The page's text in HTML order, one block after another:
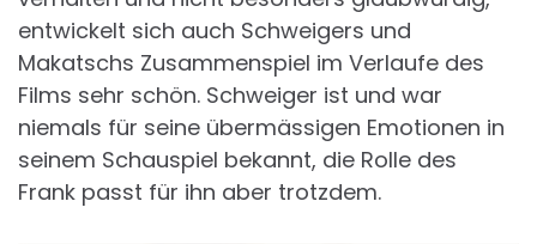
entwickelt sich auch Schweigers und
Makatschs Zusammenspiel im Verlaufe des
Films sehr schön. Schweiger ist und war
niemals für seine übermässigen Emotionen in
seinem Schauspiel bekannt, die Rolle des
Frank passt für ihn aber trotzdem.